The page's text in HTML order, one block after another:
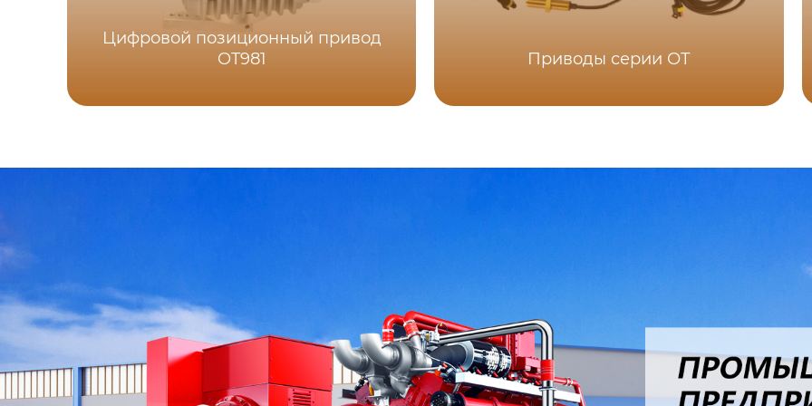
Цифровой позиционный привод
OT981
Приводы серии ОТ